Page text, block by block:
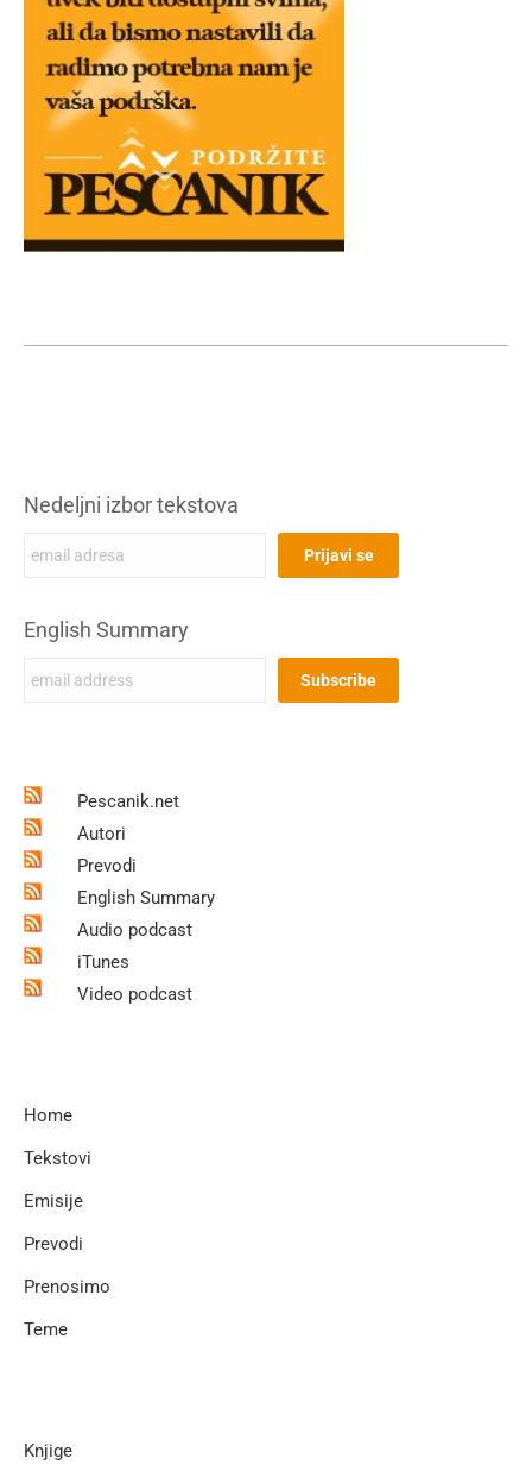
Nedeljni izbor tekstova
English Summary
Pescanik.net
Autori
Prevodi
English Summary
Audio podcast
iTunes
Video podcast
Home
Tekstovi
Emisije
Prevodi
Prenosimo
Teme
Knjige